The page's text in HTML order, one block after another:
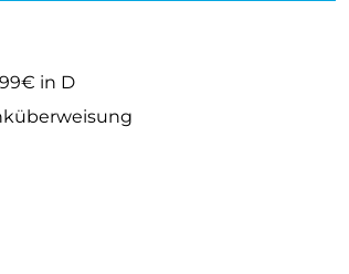
in D